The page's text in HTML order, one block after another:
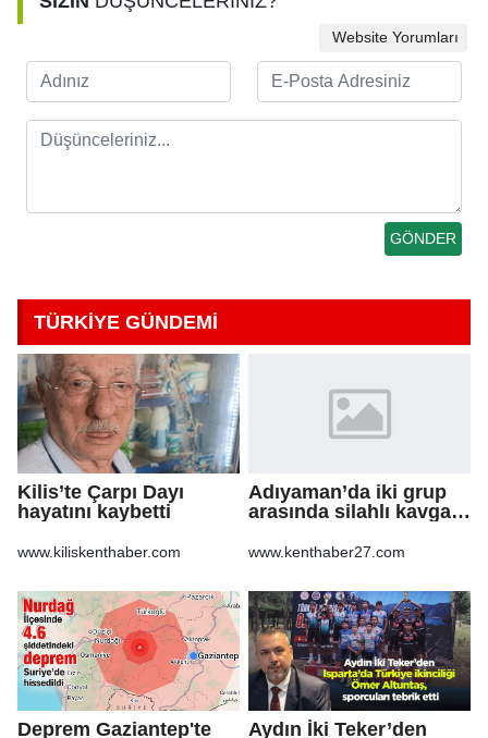
Website Yorumları
TÜRKİYE GÜNDEMİ
Kilis’te Çarpı Dayı
hayatını kaybetti
www.kiliskenthaber.com
Adıyaman’da iki grup
arasında silahlı kavga:
www.kenthaber27.com
Deprem Gaziantep'te
Aydın İki Teker’den